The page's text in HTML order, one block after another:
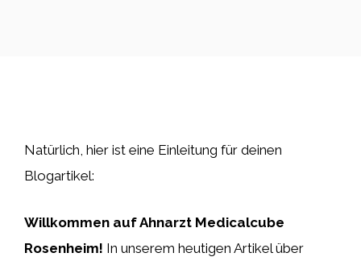
Natürlich, hier ist eine Einleitung für deinen
Blogartikel:
Willkommen auf Ahnarzt Medicalcube
Rosenheim! In unserem heutigen Artikel über